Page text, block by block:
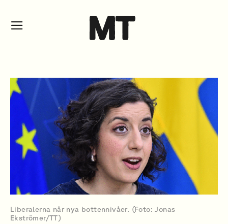
Liberalerna når nya bottennivåer. (Foto: Jonas
Ekströmer/TT)